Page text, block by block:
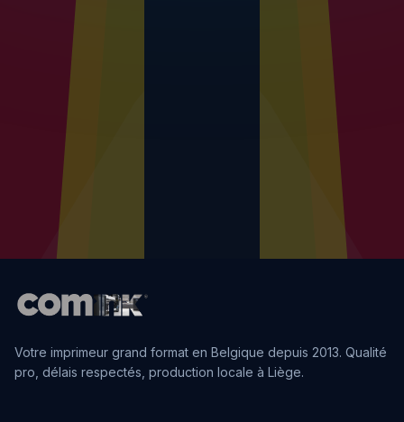
Votre imprimeur grand format en Belgique depuis 2013. Qualité
pro, délais respectés, production locale à Liège.